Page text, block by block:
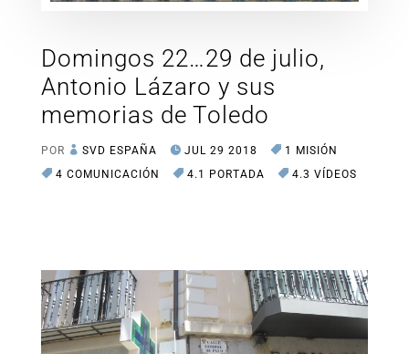
Domingos 22…29 de julio,
Antonio Lázaro y sus
memorias de Toledo
POR SVD ESPAÑA JUL 29 2018
1 MISIÓN
4 COMUNICACIÓN
4.1 PORTADA 4.3 VÍDEOS